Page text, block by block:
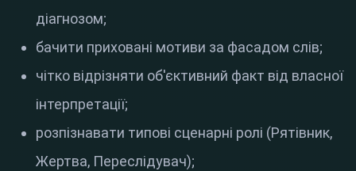
діагнозом;
бачити приховані мотиви за фасадом слів;
чітко відрізняти об'єктивний факт від власної
інтерпретації;
розпізнавати типові сценарні ролі (Рятівник,
Жертва, Переслідувач);